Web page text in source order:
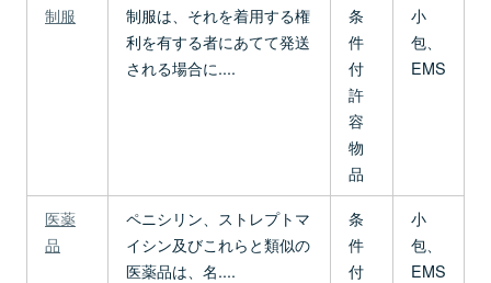
制服
制服は、それを着用する権
利を有する者にあてて発送
される場合に....
条
件
付
許
容
物
品
小
包、
EMS
医薬
品
ペニシリン、ストレプトマ
イシン及びこれらと類似の
医薬品は、名....
条
件
付
小
包、
EMS